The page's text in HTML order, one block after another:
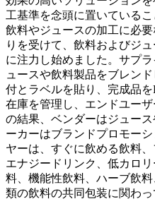
工基準を念頭に置いている
飲料やジュースの加工に必
りを受けて、飲料およびジ
に注力し始めました。サプ
ュースや飲料製品をブレン
付とラベルを貼り、完成品
在庫を管理し、エンドユー
の結果、ベンダーはジュー
ーカーはブランドプロモー
ヤーは、すぐに飲める飲料
エナジードリンク、低カロ
料、機能性飲料、ハーブ飲
類の飲料の共同包装に関わっ